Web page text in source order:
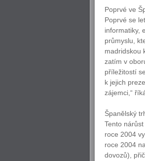
Poprvé ve
Poprvé se
informatiky,
průmyslu,
madridskou
zatím v
příležitostí
k jejich
zájemci,“
Španělský
Tento
roce 2004
roce 2004
dovozů),